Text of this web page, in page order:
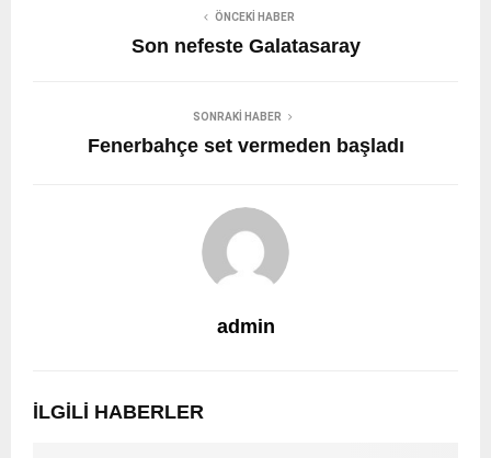
ÖNCEKI HABER
Son nefeste Galatasaray
SONRAKI HABER
Fenerbahçe set vermeden başladı
admin
İLGILI HABERLER